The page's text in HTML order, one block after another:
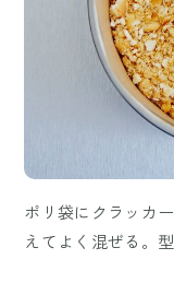
ポリ袋にクラッカ
えてよく混ぜる。